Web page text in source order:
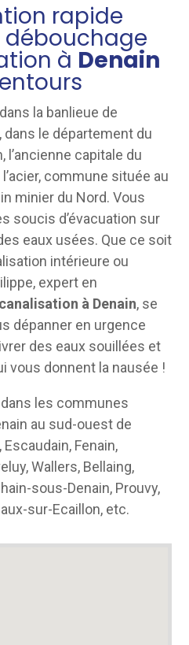
rapide
débouchage
à Denain
la banlieue de
dans le département du
l’ancienne capitale du
commune située au
minier du Nord. Vous
soucis d’évacuation sur
eaux usées. Que ce soit
intérieure ou
expert en
à Denain, se
dépanner en urgence
des eaux souillées et
vous donnent la nausée !
les communes
au sud-ouest de
, Escaudain, Fenain,
Wallers, Bellaing,
sous-Denain, Prouvy,
sur-Ecaillon, etc.